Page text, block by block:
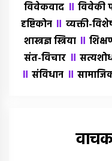
विवेकवाद ॥ विवेकी
दृष्टिकोन ॥ व्यक्ती-
शास्त्रज्ञ स्त्रिया ॥
संत-विचार ॥
॥संविधान ॥